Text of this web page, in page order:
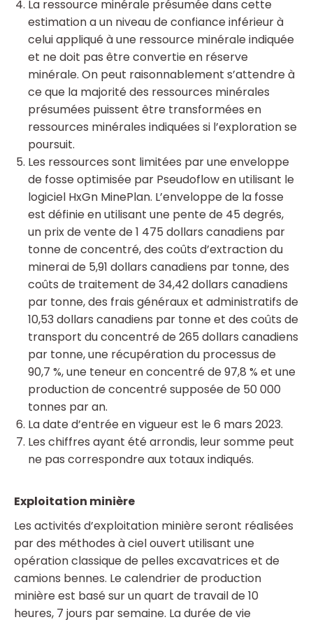
La ressource minérale présumée dans cette
estimation a un niveau de confiance inférieur à
celui appliqué à une ressource minérale indiquée
et ne doit pas être convertie en réserve
minérale. On peut raisonnablement s’attendre à
ce que la majorité des ressources minérales
présumées puissent être transformées en
ressources minérales indiquées si l’exploration se
poursuit.
Les ressources sont limitées par une enveloppe
de fosse optimisée par Pseudoflow en utilisant le
logiciel HxGn MinePlan. L’enveloppe de la fosse
est définie en utilisant une pente de 45 degrés,
un prix de vente de 1 475 dollars canadiens par
tonne de concentré, des coûts d’extraction du
minerai de 5,91 dollars canadiens par tonne, des
coûts de traitement de 34,42 dollars canadiens
par tonne, des frais généraux et administratifs de
10,53 dollars canadiens par tonne et des coûts de
transport du concentré de 265 dollars canadiens
par tonne, une récupération du processus de
90,7 %, une teneur en concentré de 97,8 % et une
production de concentré supposée de 50 000
tonnes par an.
La date d’entrée en vigueur est le 6 mars 2023.
Les chiffres ayant été arrondis, leur somme peut
ne pas correspondre aux totaux indiqués.
Exploitation minière
Les activités d’exploitation minière seront réalisées
par des méthodes à ciel ouvert utilisant une
opération classique de pelles excavatrices et de
camions bennes. Le calendrier de production
minière est basé sur un quart de travail de 10
heures, 7 jours par semaine. La durée de vie